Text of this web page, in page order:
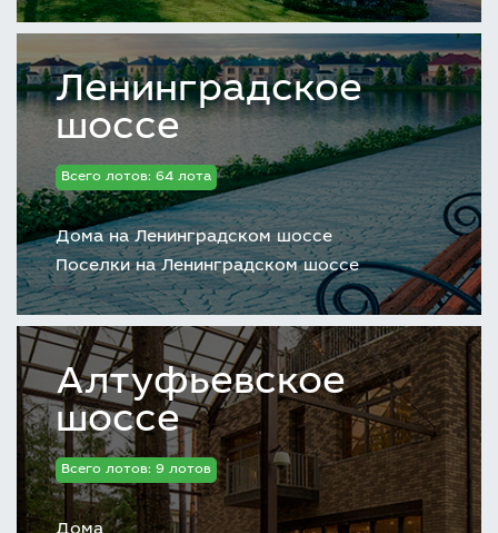
Ленинградское
шоссе
Всего лотов: 64 лота
Дома на Ленинградском шоссе
Поселки на Ленинградском шоссе
Алтуфьевское
шоссе
Всего лотов: 9 лотов